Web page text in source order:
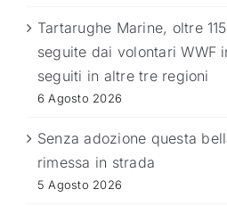
Tartarughe Marine, oltre
seguite dai volontari WWF
seguiti in altre tre regioni
6 Agosto 2026
Senza adozione questa
rimessa in strada
5 Agosto 2026